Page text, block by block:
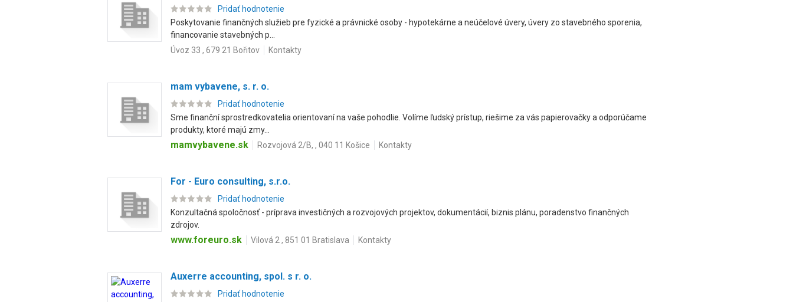
Pridať hodnotenie
Poskytovanie finančných služieb pre fyzické a právnické osoby - hypotekárne a neúčelové úvery, úvery zo stavebného sporenia,
financovanie stavebných p...
Úvoz 33 , 679 21 Bořitov
Kontakty
mam vybavene, s. r. o.
Pridať hodnotenie
Sme finanční sprostredkovatelia orientovaní na vaše pohodlie. Volíme ľudský prístup, riešime za vás papierovačky a odporúčame
produkty, ktoré majú zmy...
mamvybavene.sk Rozvojová 2/B, , 040 11 Košice Kontakty
For - Euro consulting, s.r.o.
Pridať hodnotenie
Konzultačná spoločnosť - príprava investičných a rozvojových projektov, dokumentácií, biznis plánu, poradenstvo finančných
zdrojov.
www.foreuro.sk Vilová 2 , 851 01 Bratislava Kontakty
Auxerre accounting, spol. s r. o.
Pridať hodnotenie